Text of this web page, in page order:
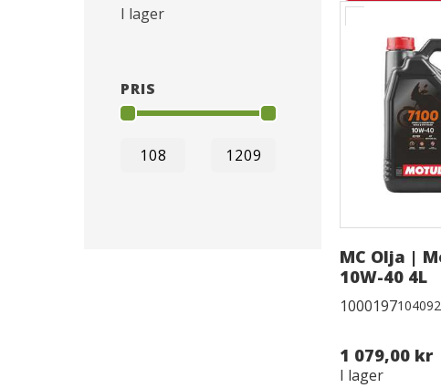
I lager
PRIS
MC Olja |
10W-40 4L
1000197104092
1 079,00 kr
I lager